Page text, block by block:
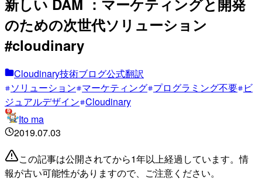
のための次世代ソリューション
#cloudinary
Cloudinary技術ブログ公式翻訳
ソリューション マーケティング プログラミング不要 ビ
ジュアルデザイン Cloudinary
Ito ma
2019.07.03
この記事は公開されてから1年以上経過しています。情
報が古い可能性がありますので、ご注意ください。